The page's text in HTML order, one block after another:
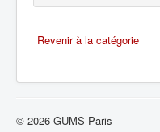
Revenir à la catégorie
© 2026 GUMS Paris